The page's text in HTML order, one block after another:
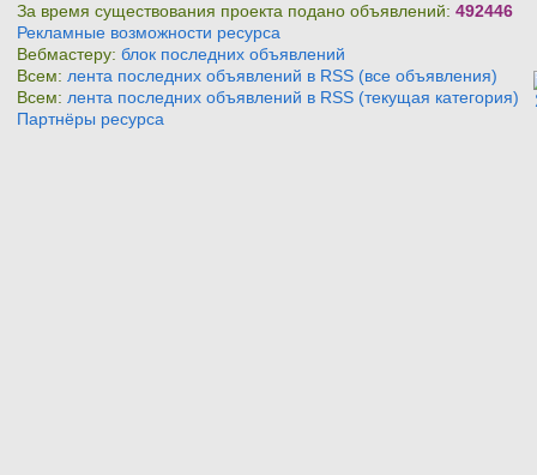
За время существования проекта подано объявлений:492446
Рекламные возможности ресурса
Вебмастеру:блок последних объявлений
Всем: лента последних объявлений в RSS (все объявления)
Всем: лента последних объявлений в RSS (текущая категория)
Партнёры ресурса